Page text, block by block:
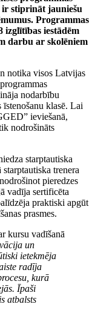
stiprināt jauniešu
Programmas
izglītības iestādēm
darbu ar skolēniem
notika visos Latvijas
nodarbību
klasē. Lai
ieviešanā,
nodrošināts
starptautiska
trenera
pieredzes
vadīja sertificēta
praktiski apgūt
prasmes.
kursu vadīšanā
un
ietekmēja
radīja
kurā
Īpaši
atbalsts